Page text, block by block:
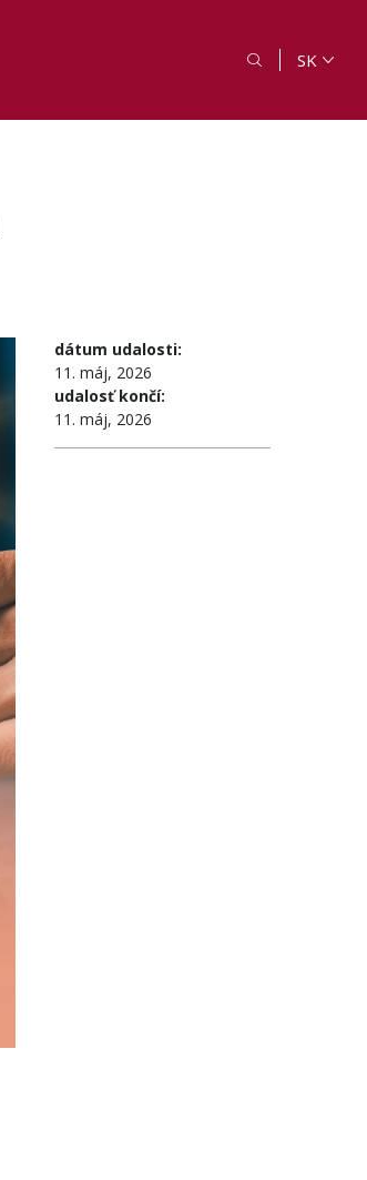
SK
dátum udalosti:
11. máj, 2026
udalosť končí:
11. máj, 2026